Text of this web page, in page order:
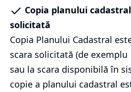
Copia planului
solicitată
Copia Planului Cadastral
scara solicitată (de exemplu
sau la scara disponibilă în
copie a planului cadastral